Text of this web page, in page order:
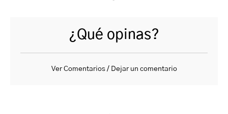
¿Qué opinas?
Ver Comentarios / Dejar un comentario